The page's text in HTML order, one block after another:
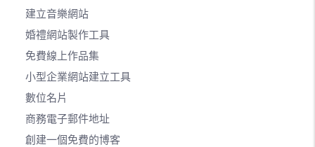
建立音樂網站
婚禮網站製作工具
免費線上作品集
小型企業網站建立工具
數位名片
商務電子郵件地址
創建一個免費的博客